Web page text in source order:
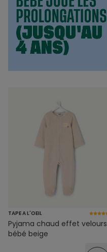
TAPE A L'OEIL
Pyjama chaud effet velours
bébé beige